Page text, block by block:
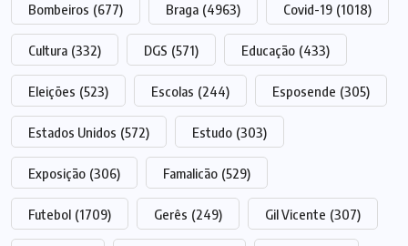
Bombeiros (677) Braga (4963) Covid-19 (1018)
Cultura (332) DGS (571) Educação (433)
Eleições (523) Escolas (244) Esposende (305)
Estados Unidos (572) Estudo (303)
Exposição (306) Famalicão (529)
Futebol (1709) Gerês (249) Gil Vicente (307)